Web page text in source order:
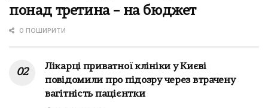
понад третина – на бюджет
0 ПОШИРИТИ
Лікарці приватної клініки у Києві
повідомили про підозру через втрачену
вагітність пацієнтки